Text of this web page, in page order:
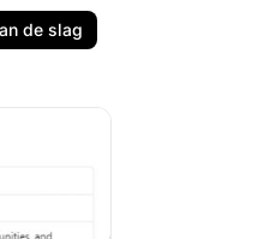
de slag